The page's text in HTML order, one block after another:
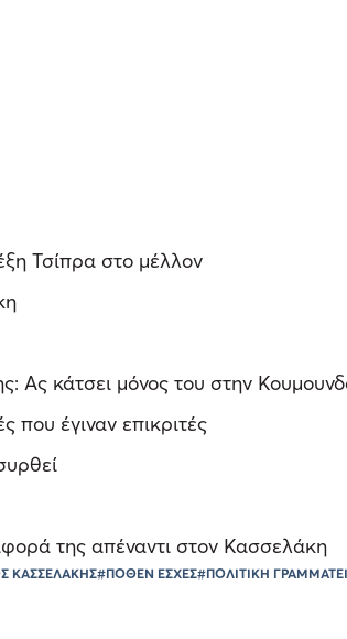
Τσίπρα στο μέλλον
Ας κάτσει μόνος του στην
που έγιναν επικριτές
της απέναντι στον Κασσελάκη
ΚΑΣΣΕΛΑΚΗΣ#ΠΟΘΕΝ ΕΣΧΕΣ#ΠΟΛΙΤΙΚΗ